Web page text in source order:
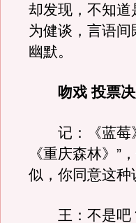
却发现，不知
为健谈，言语
幽默。
吻戏 投票
记：《蓝莓》
《重庆森林》”
似，你同意这种
王：不是吧？